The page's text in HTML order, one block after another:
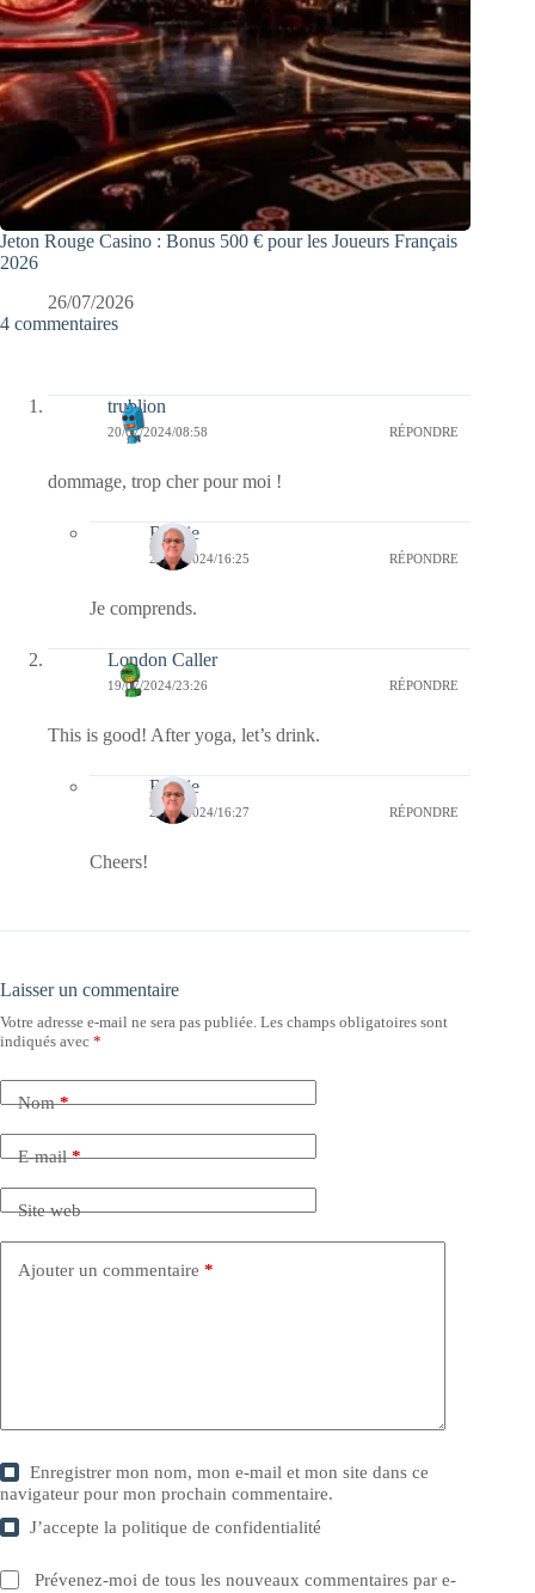
Jeton Rouge Casino : Bonus 500 € pour les Joueurs Français
2026
26/07/2026
4 commentaires
trublion
20/07/2024/08:58 RÉPONDRE
dommage, trop cher pour moi !
Bernie
20/07/2024/16:25 RÉPONDRE
Je comprends.
London Caller
19/07/2024/23:26 RÉPONDRE
This is good! After yoga, let’s drink.
Bernie
20/07/2024/16:27 RÉPONDRE
Cheers!
Laisser un commentaire
Votre adresse e-mail ne sera pas publiée. Les champs obligatoires sont
indiqués avec *
Nom*
E-mail*
Site web
Ajouter un commentaire *
Enregistrer mon nom, mon e-mail et mon site dans ce
navigateur pour mon prochain commentaire.
J’accepte lapolitique de confidentialité
Prévenez-moi de tous les nouveaux commentaires par e-